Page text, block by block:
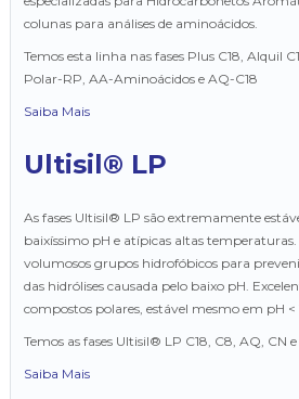
colunas para análises de aminoácidos.
Temos esta linha nas fases Plus C18, Alquil
Polar-RP, AA-Aminoácidos e AQ-C18
Saiba Mais
Ultisil® LP
As fases Ultisil® LP são extremamente
baixíssimo pH e atípicas altas
volumosos grupos hidrofóbicos para
das hidrólises causada pelo baixo pH.
compostos polares, estável mesmo em pH <
Temos as fases Ultisil® LP C18, C8, AQ, CN e
Saiba Mais